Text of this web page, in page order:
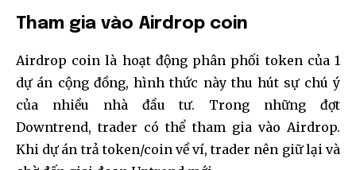
Tham gia vào Airdrop coin
Airdrop coin là hoạt động phân phối token của 1
dự án cộng đồng, hình thức này thu hút sự chú ý
của nhiều nhà đầu tư. Trong những đợt
Downtrend, trader có thể tham gia vào Airdrop.
Khi dự án trả token/coin về ví, trader nên giữ lại và